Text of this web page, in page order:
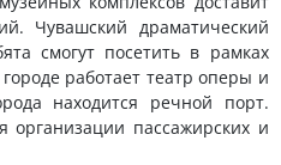
Чувашский драматический
смогут посетить в рамках
работает театр оперы и
находится речной порт.
организации пассажирских и